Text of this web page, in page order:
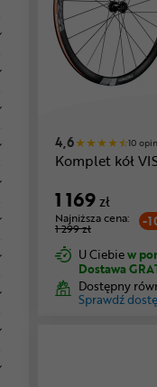
4,6 10
Komplet kół
1 169zł
-
Najniższa cena:
1 299 zł
U Ciebiew
Dostawa
Dostępny
Sprawdź